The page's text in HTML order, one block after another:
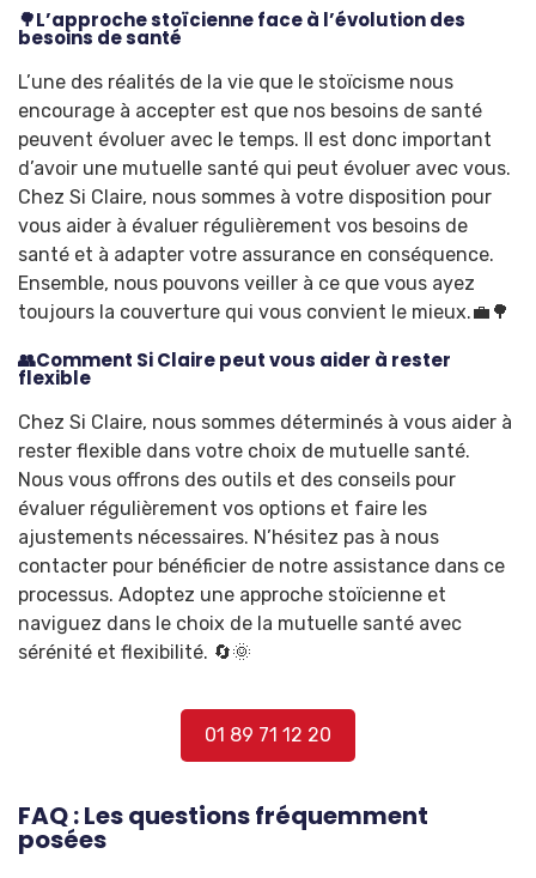
🌳L’approche stoïcienne face à l’évolution des
besoins de santé
L’une des réalités de la vie que le stoïcisme nous
encourage à accepter est que nos besoins de santé
peuvent évoluer avec le temps. Il est donc important
d’avoir une mutuelle santé qui peut évoluer avec vous.
Chez Si Claire, nous sommes à votre disposition pour
vous aider à évaluer régulièrement vos besoins de
santé et à adapter votre assurance en conséquence.
Ensemble, nous pouvons veiller à ce que vous ayez
toujours la couverture qui vous convient le mieux.💼🌳
👥Comment Si Claire peut vous aider à rester
flexible
Chez Si Claire, nous sommes déterminés à vous aider à
rester flexible dans votre choix de mutuelle santé.
Nous vous offrons des outils et des conseils pour
évaluer régulièrement vos options et faire les
ajustements nécessaires. N’hésitez pas à nous
contacter pour bénéficier de notre assistance dans ce
processus. Adoptez une approche stoïcienne et
naviguez dans le choix de la mutuelle santé avec
sérénité et flexibilité. 🔄🌞
01 89 71 12 20
FAQ : Les questions fréquemment
posées